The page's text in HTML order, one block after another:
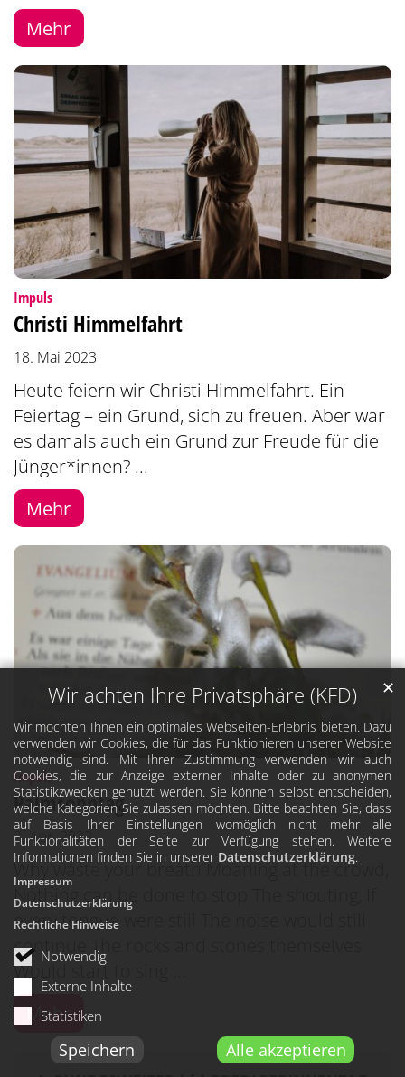
Wir achten Ihre Privatsphäre (KFD)
Wir möchten Ihnen ein optimales Webseiten-Erlebnis bieten. Dazu
verwenden wir Cookies, die für das Funktionieren unserer Website
notwendig sind. Mit Ihrer Zustimmung verwenden wir auch
Cookies, die zur Anzeige externer Inhalte oder zu anonymen
Statistikzwecken genutzt werden. Sie können selbst entscheiden,
welche Kategorien Sie zulassen möchten. Bitte beachten Sie, dass
auf Basis Ihrer Einstellungen womöglich nicht mehr alle
Funktionalitäten der Seite zur Verfügung stehen. Weitere
Informationen finden Sie in unserer Datenschutzerklärung.
Notwendig
Externe Inhalte
Statistiken
Speichern Alle akzeptieren
✕
Impressum
Datenschutzerklärung
Rechtliche Hinweise
Mehr
Impuls:
Christi Himmelfahrt
18. Mai 2023
Heute feiern wir Christi Himmelfahrt. Ein
Feiertag – ein Grund, sich zu freuen. Aber war
es damals auch ein Grund zur Freude für die
Jünger*innen? ...
Mehr
Impuls:
Palmsonntag
2. Apr. 2023
Why waste your breath Moaning at the crowd,
Nothing can be done to stop The shouting, If
every tongue were still The noise would still
continue The rocks and stones themselves
Would start to sing ...
Mehr